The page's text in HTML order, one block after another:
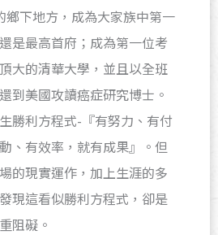
下地方，成為大家族中第一
是最高首府；成為第一位考
大的清華大學，並且以全班
到美國攻讀癌症研究博士。
勝利方程式-『有努力、有付
、有效率，就有成果』。但
的現實運作，加上生涯的多
現這看似勝利方程式 ，卻是
阻礙。